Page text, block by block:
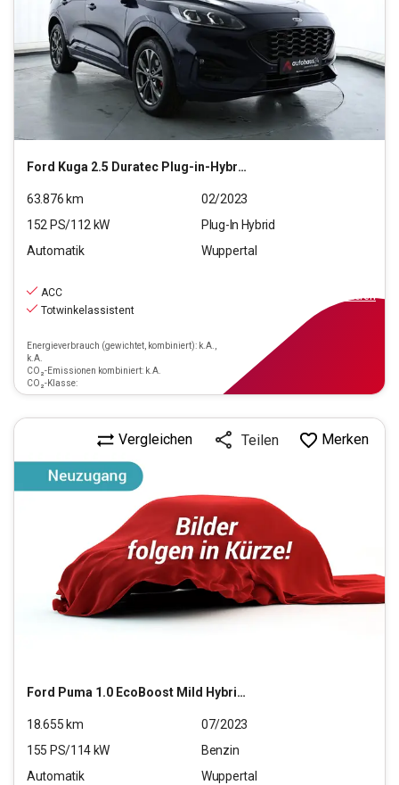
Ford Kuga 2.5 Duratec Plug-in-Hybrid PHEV ST-Line X (EU
63.876 km
02/2023
152 PS/112 kW
Plug-In Hybrid
Automatik
Wuppertal
ACC
Totwinkelassistent
Energieverbrauch (gewichtet, kombiniert): k.A.,
k.A.
CO₂-Emissionen kombiniert: k.A.
CO₂-Klasse:
finanzieren
Ford Puma 1.0 EcoBoost Mild Hybrid Titnaium X S/S (EURO
Vergleichen Teilen Merken
18.655 km
07/2023
155 PS/114 kW
Benzin
Automatik
Wuppertal